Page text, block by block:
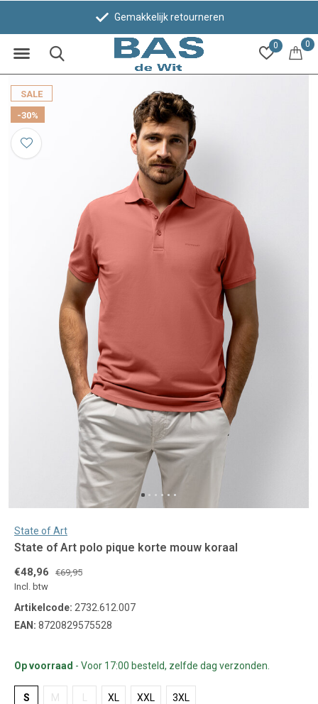
0 0
Gemakkelijk retourneren
SALE
-30%
State of Art
State of Art polo pique korte mouw koraal
€48,96
€69,95
Incl. btw
Artikelcode: 2732.612.007
EAN: 8720829575528
Op voorraad - Voor 17:00 besteld, zelfde dag verzonden.
S M XL XXL 3XL